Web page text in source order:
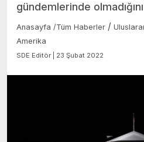
gündemlerinde
Anasayfa /Tüm Haberler /
Amerika
SDE Editör | 23 Şubat 2022